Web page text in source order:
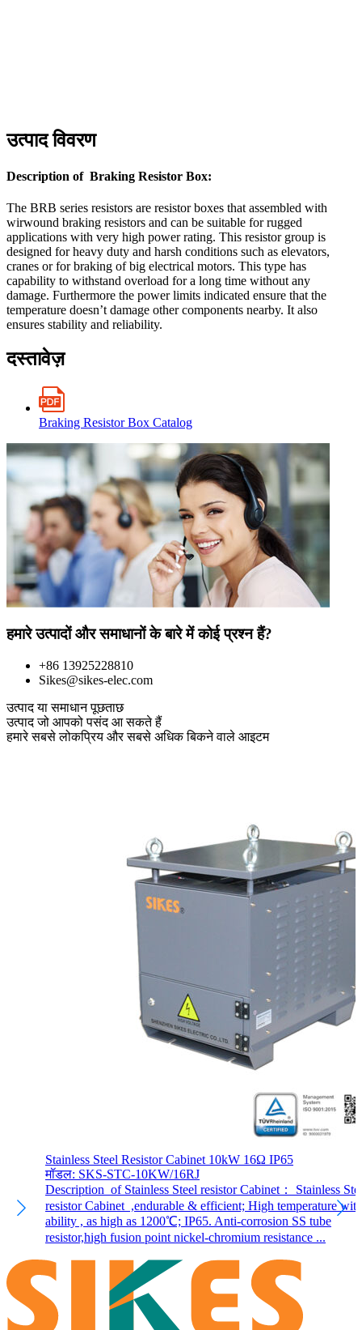
उत्पाद विवरण
Description of Braking Resistor Box:
The BRB series resistors are resistor boxes that assembled with
wirwound braking resistors and can be suitable for rugged
applications with very high power rating. This resistor group is
designed for heavy duty and harsh conditions such as elevators,
cranes or for braking of big electrical motors. This type has
capability to withstand overload for a long time without any
damage. Furthermore the power limits indicated ensure that the
temperature doesn’t damage other components nearby. It also
ensures stability and reliability.
दस्तावेज़
Braking Resistor Box Catalog
हमारे उत्पादों और समाधानों के बारे में कोई प्रश्न हैं?
+86 13925228810
Sikes@sikes-elec.com
उत्पाद या समाधान पूछताछ
उत्पाद जो आपको पसंद आ सकते हैं
हमारे सबसे लोकप्रिय और सबसे अधिक बिकने वाले आइटम
Stainless Steel Resistor Cabinet 10kW 16Ω IP65
मॉडल: SKS-STC-10KW/16RJ
Description of Stainless Steel resistor Cabinet： Stainless
resistor Cabinet ,endurable & efficient; High temperature
ability , as high as 1200℃; IP65. Anti-corrosion SS tube
resistor,high fusion point nickel-chromium resistance ...